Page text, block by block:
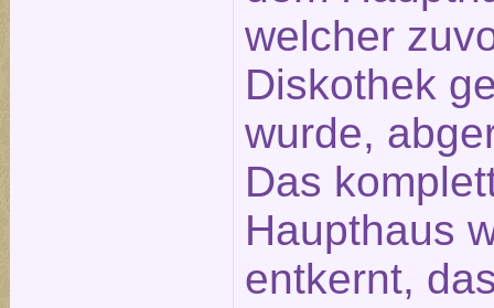
welcher
Diskothek
wurde,
Das
Haupthaus
entkernt,